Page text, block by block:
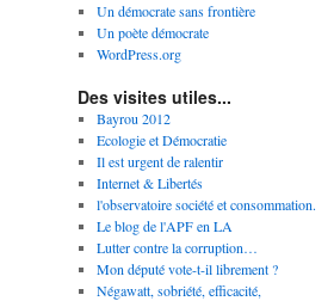
Un démocrate sans frontière
Un poète démocrate
WordPress.org
Des visites utiles...
Bayrou 2012
Ecologie et Démocratie
Il est urgent de ralentir
Internet & Libertés
l'observatoire société et consommation.
Le blog de l'APF en LA
Lutter contre la corruption…
Mon député vote-t-il librement ?
Négawatt, sobriété, efficacité,